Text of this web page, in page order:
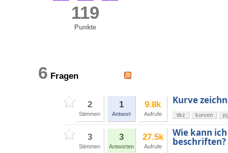
119
Punkte
6 Fragen
2
Stimmen
1
Antwort
9.8k
Aufrufe
Kurve
tikz kurven
3
Stimmen
3
Antworten
27.5k
Aufrufe
Wie kann
beschriften?